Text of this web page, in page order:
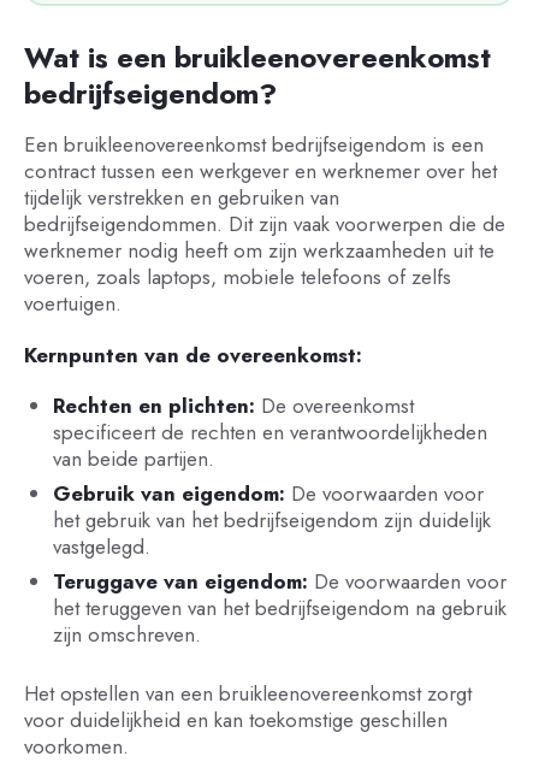
Wat is een bruikleenovereenkomst
bedrijfseigendom?
Een bruikleenovereenkomst bedrijfseigendom is een
contract tussen een werkgever en werknemer over het
tijdelijk verstrekken en gebruiken van
bedrijfseigendommen. Dit zijn vaak voorwerpen die de
werknemer nodig heeft om zijn werkzaamheden uit te
voeren, zoals laptops, mobiele telefoons of zelfs
voertuigen.
Kernpunten van de overeenkomst:
Rechten en plichten: De overeenkomst
specificeert de rechten en verantwoordelijkheden
van beide partijen.
Gebruik van eigendom: De voorwaarden voor
het gebruik van het bedrijfseigendom zijn duidelijk
vastgelegd.
Teruggave van eigendom: De voorwaarden voor
het teruggeven van het bedrijfseigendom na gebruik
zijn omschreven.
Het opstellen van een bruikleenovereenkomst zorgt
voor duidelijkheid en kan toekomstige geschillen
voorkomen.